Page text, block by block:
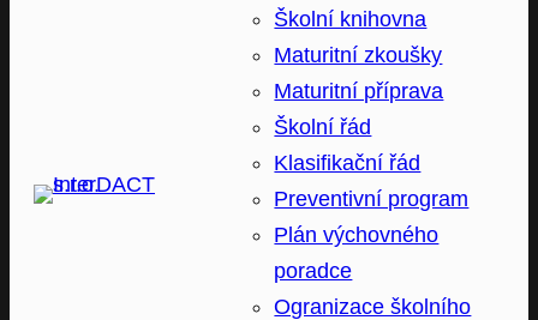
Školní knihovna
Maturitní zkoušky
Maturitní příprava
Školní řád
Klasifikační řád
Preventivní program
Plán výchovného
poradce
Ogranizace školního